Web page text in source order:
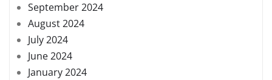
September 2024
August 2024
July 2024
June 2024
January 2024